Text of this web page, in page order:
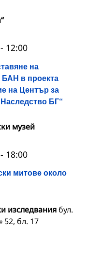
на
в проекта
на Център за
БГ“
- 12:00
музей
митове около
- 18:00
изследваниябул.
бл. 17